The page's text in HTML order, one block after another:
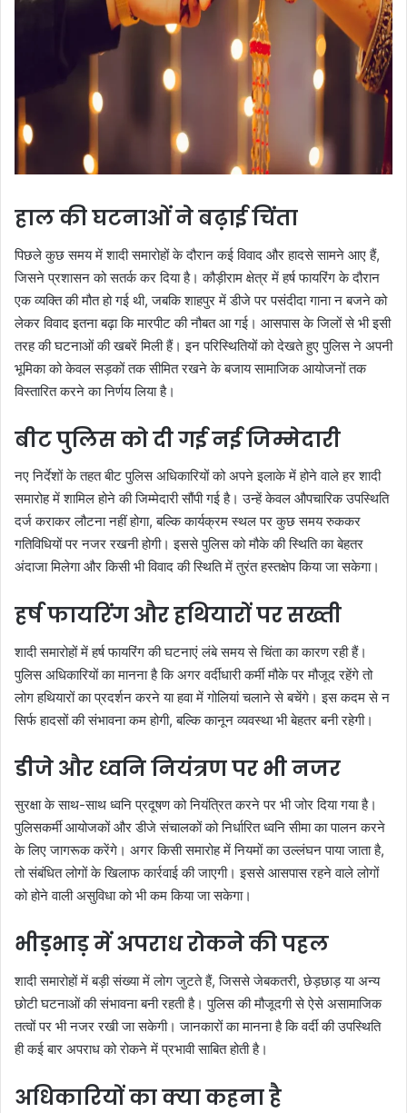
हाल की घटनाओं ने बढ़ाई चिंता
पिछले कुछ समय में शादी समारोहों के दौरान कई विवाद और हादसे सामने आए हैं,
जिसने प्रशासन को सतर्क कर दिया है। कौड़ीराम क्षेत्र में हर्ष फायरिंग के दौरान
एक व्यक्ति की मौत हो गई थी, जबकि शाहपुर में डीजे पर पसंदीदा गाना न बजने को
लेकर विवाद इतना बढ़ा कि मारपीट की नौबत आ गई। आसपास के जिलों से भी इसी
तरह की घटनाओं की खबरें मिली हैं। इन परिस्थितियों को देखते हुए पुलिस ने अपनी
भूमिका को केवल सड़कों तक सीमित रखने के बजाय सामाजिक आयोजनों तक
विस्तारित करने का निर्णय लिया है।
बीट पुलिस को दी गई नई जिम्मेदारी
नए निर्देशों के तहत बीट पुलिस अधिकारियों को अपने इलाके में होने वाले हर शादी
समारोह में शामिल होने की जिम्मेदारी सौंपी गई है। उन्हें केवल औपचारिक उपस्थिति
दर्ज कराकर लौटना नहीं होगा, बल्कि कार्यक्रम स्थल पर कुछ समय रुककर
गतिविधियों पर नजर रखनी होगी। इससे पुलिस को मौके की स्थिति का बेहतर
अंदाजा मिलेगा और किसी भी विवाद की स्थिति में तुरंत हस्तक्षेप किया जा सकेगा।
हर्ष फायरिंग और हथियारों पर सख्ती
शादी समारोहों में हर्ष फायरिंग की घटनाएं लंबे समय से चिंता का कारण रही हैं।
पुलिस अधिकारियों का मानना है कि अगर वर्दीधारी कर्मी मौके पर मौजूद रहेंगे तो
लोग हथियारों का प्रदर्शन करने या हवा में गोलियां चलाने से बचेंगे। इस कदम से न
सिर्फ हादसों की संभावना कम होगी, बल्कि कानून व्यवस्था भी बेहतर बनी रहेगी।
डीजे और ध्वनि नियंत्रण पर भी नजर
सुरक्षा के साथ-साथ ध्वनि प्रदूषण को नियंत्रित करने पर भी जोर दिया गया है।
पुलिसकर्मी आयोजकों और डीजे संचालकों को निर्धारित ध्वनि सीमा का पालन करने
के लिए जागरूक करेंगे। अगर किसी समारोह में नियमों का उल्लंघन पाया जाता है,
तो संबंधित लोगों के खिलाफ कार्रवाई की जाएगी। इससे आसपास रहने वाले लोगों
को होने वाली असुविधा को भी कम किया जा सकेगा।
भीड़भाड़ में अपराध रोकने की पहल
शादी समारोहों में बड़ी संख्या में लोग जुटते हैं, जिससे जेबकतरी, छेड़छाड़ या अन्य
छोटी घटनाओं की संभावना बनी रहती है। पुलिस की मौजूदगी से ऐसे असामाजिक
तत्वों पर भी नजर रखी जा सकेगी। जानकारों का मानना है कि वर्दी की उपस्थिति
ही कई बार अपराध को रोकने में प्रभावी साबित होती है।
अधिकारियों का क्या कहना है